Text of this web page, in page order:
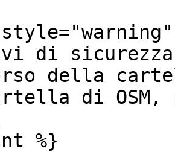
di
della
di OSM,
%}